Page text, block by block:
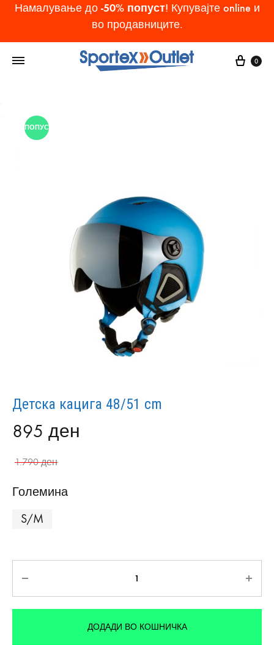
Намалување до -50% попуст! Купувајте online и
во продавниците.
Cart
0
ПОПУСТ
Детска кацига 48/51 cm
895 ден
1.790ден
Големина
S/M
ДОДАДИ ВО КОШНИЧКА